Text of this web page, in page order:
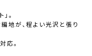
。
地が、程よい光沢と張り
応。